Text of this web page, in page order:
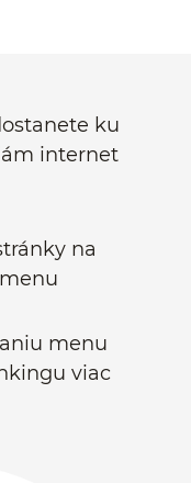
ku
internet
na
menu
viac